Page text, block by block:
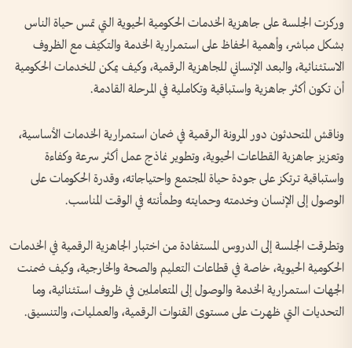
وركزت الجلسة على جاهزية الخدمات الحكومية الحيوية التي تمس حياة الناس
بشكل مباشر، وأهمية الحفاظ على استمرارية الخدمة والتكيّف مع الظروف
الاستثنائية، والبعد الإنساني للجاهزية الرقمية، وكيف يمكن للخدمات الحكومية
أن تكون أكثر جاهزية واستباقية وتكاملية في المرحلة القادمة.
وناقش المتحدثون دور المرونة الرقمية في ضمان استمرارية الخدمات الأساسية،
وتعزيز جاهزية القطاعات الحيوية، وتطوير نماذج عمل أكثر سرعة وكفاءة
واستباقية ترتكز على جودة حياة المجتمع واحتياجاته، وقدرة الحكومات على
الوصول إلى الإنسان وخدمته وحمايته وطمأنته في الوقت المناسب.
وتطرقت الجلسة إلى الدروس المستفادة من اختبار الجاهزية الرقمية في الخدمات
الحكومية الحيوية، خاصة في قطاعات التعليم والصحة والخارجية، وكيف ضمنت
الجهات استمرارية الخدمة والوصول إلى المتعاملين في ظروف استثنائية، وما
التحديات التي ظهرت على مستوى القنوات الرقمية، والعمليات، والتنسيق.